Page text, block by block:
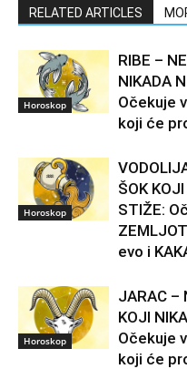
RELATED ARTICLES
Horoskop
RIBE –
NIKADA
Očekuje
koji će
Horoskop
ŠOK
STIŽE:
evo i
Horoskop
JARAC –
KOJI
Očekuje
koji će